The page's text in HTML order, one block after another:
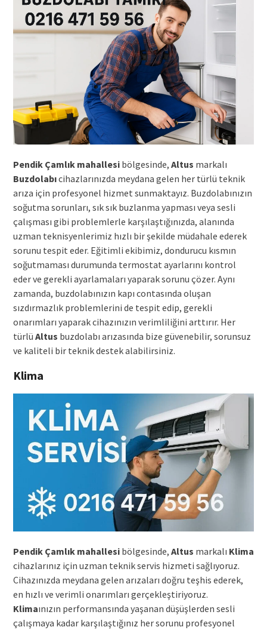
Pendik Çamlık mahallesibölgesinde, Altus markalı
Buzdolabıcihazlarınızda meydana gelen her türlü teknik
arıza için profesyonel hizmet sunmaktayız. Buzdolabınızın
soğutma sorunları, sık sık buzlanma yapması veya sesli
çalışması gibi problemlerle karşılaştığınızda, alanında
uzman teknisyenlerimiz hızlı bir şekilde müdahale ederek
sorunu tespit eder. Eğitimli ekibimiz, dondurucu kısmın
soğutmaması durumunda termostat ayarlarını kontrol
eder ve gerekli ayarlamaları yaparak sorunu çözer. Aynı
zamanda, buzdolabınızın kapı contasında oluşan
sızdırmazlık problemlerini de tespit edip, gerekli
onarımları yaparak cihazınızın verimliliğini arttırır. Her
türlü Altus buzdolabı arızasında bize güvenebilir, sorunsuz
ve kaliteli bir teknik destek alabilirsiniz.
Klima
Pendik Çamlık mahallesibölgesinde, Altus markalı Klima
cihazlarınız için uzman teknik servis hizmeti sağlıyoruz.
Cihazınızda meydana gelen arızaları doğru teşhis ederek,
en hızlı ve verimli onarımları gerçekleştiriyoruz.
Klimaınızın performansında yaşanan düşüşlerden sesli
çalışmaya kadar karşılaştığınız her sorunu profesyonel